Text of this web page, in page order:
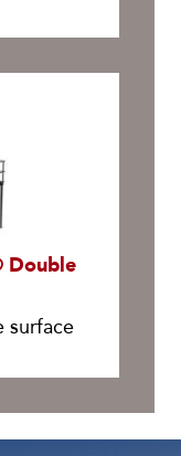
Double
surface